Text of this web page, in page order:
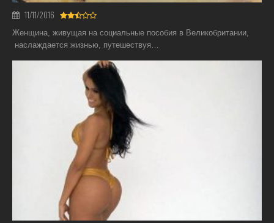
11/11/2016
Женщина, живущая на социальные пособия в Великобритании,
наслаждается жизнью, путешествуя…